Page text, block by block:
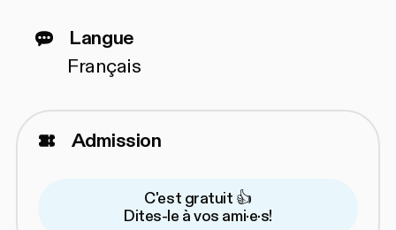
Langue
Français
Admission
C'est gratuit 👍
Dites-le à vos ami·e·s!